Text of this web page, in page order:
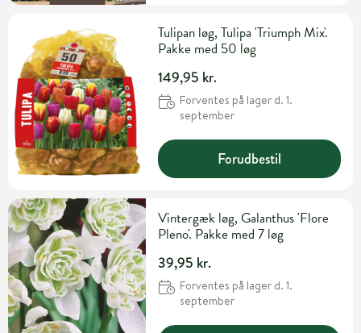
Tulipan løg, Tulipa 'Triumph Mix'.
Pakke med 50 løg
149,95 kr.
Forventes på lager d. 1.
september
Forudbestil
Vintergæk løg, Galanthus 'Flore
Pleno'. Pakke med 7 løg
39,95 kr.
Forventes på lager d. 1.
september